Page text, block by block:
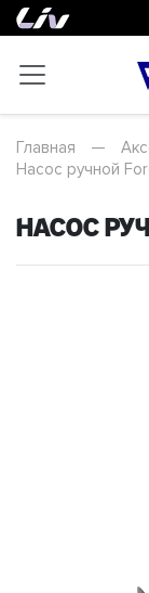
Главная —
Насос ручной
Насос